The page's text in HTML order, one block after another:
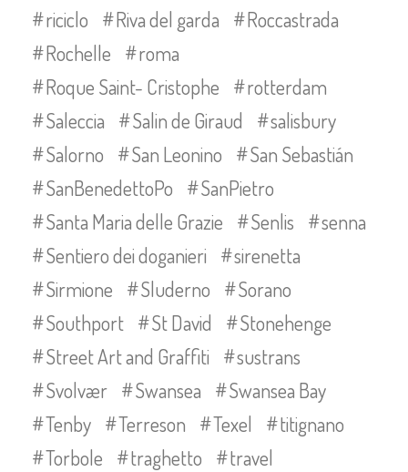
riciclo
Riva del garda
Roccastrada
Rochelle
roma
Roque Saint- Cristophe
rotterdam
Saleccia
Salin de Giraud
salisbury
Salorno
San Leonino
San Sebastián
SanBenedettoPo
SanPietro
Santa Maria delle Grazie
Senlis
senna
Sentiero dei doganieri
sirenetta
Sirmione
Sluderno
Sorano
Southport
St David
Stonehenge
Street Art and Graffiti
sustrans
Svolvær
Swansea
Swansea Bay
Tenby
Terreson Texel
titignano
Torbole
traghetto
travel